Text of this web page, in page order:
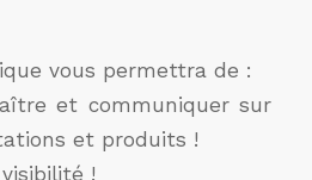
vous permettra de :
et communiquer sur
et produits !
!